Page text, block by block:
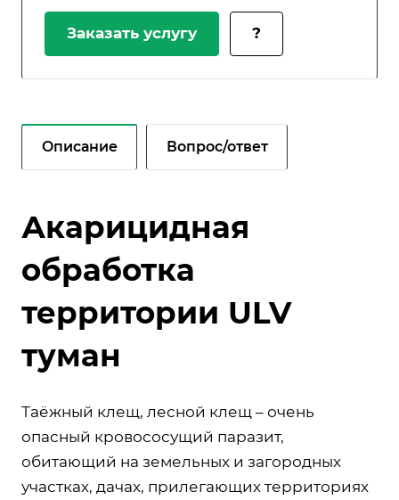
Заказать услугу ?
Описание Вопрос/ответ
Акарицидная
обработка
территории ULV
туман
Таёжный клещ, лесной клещ – очень
опасный кровососущий паразит,
обитающий на земельных и загородных
участках, дачах, прилегающих территориях